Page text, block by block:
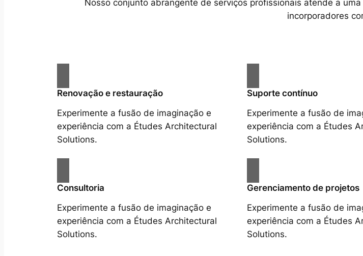
Nosso conjunto abrangente de serviços profissionais atende a
incorporadores
Renovação e restauração
Experimente a fusão de imaginação e
experiência com a Études Architectural
Solutions.
Suporte contínuo
Experimente a fusão de
experiência com a Études
Solutions.
Consultoria
Experimente a fusão de imaginação e
experiência com a Études Architectural
Solutions.
Gerenciamento de projetos
Experimente a fusão de
experiência com a Études
Solutions.